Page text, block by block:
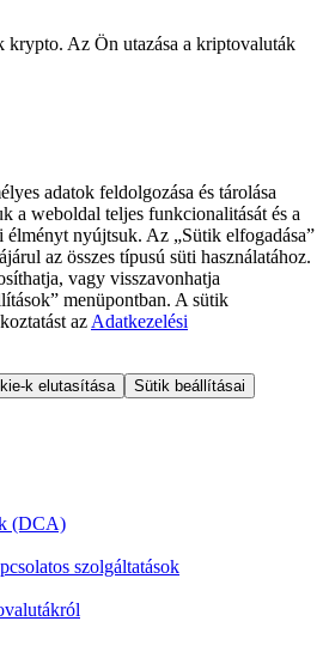
krypto. Az Ön utazása a kriptovaluták
adatok feldolgozása és tárolása
a weboldal teljes funkcionalitását és a
élményt nyújtsuk. Az „Sütik elfogadása”
az összes típusú süti használatához.
vagy visszavonhatja
menüpontban. A sütik
az Adatkezelési
k elutasítása Sütik beállításai
(DCA)
szolgáltatások